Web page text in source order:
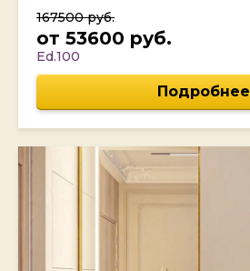
167500 руб.
от 53600 руб.
Ed.100
Подробнее